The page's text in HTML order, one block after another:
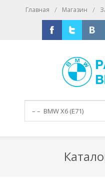
Главная / Магазин /